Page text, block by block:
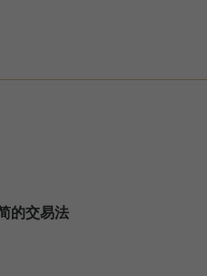
的交易法